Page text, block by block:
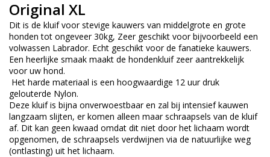
Original XL
Dit is de kluif voor stevige kauwers van middelgrote en grote
honden tot ongeveer 30kg, Zeer geschikt voor bijvoorbeeld een
volwassen Labrador. Echt geschikt voor de fanatieke kauwers.
Een heerlijke smaak maakt de hondenkluif zeer aantrekkelijk
voor uw hond.
Het harde materiaal is een hoogwaardige 12 uur druk
gelouterde Nylon.
Deze kluif is bijna onverwoestbaar en zal bij intensief kauwen
langzaam slijten, er komen alleen maar schraapsels van de kluif
af. Dit kan geen kwaad omdat dit niet door het lichaam wordt
opgenomen, de schraapsels verdwijnen via de natuurlijke weg
(ontlasting) uit het lichaam.